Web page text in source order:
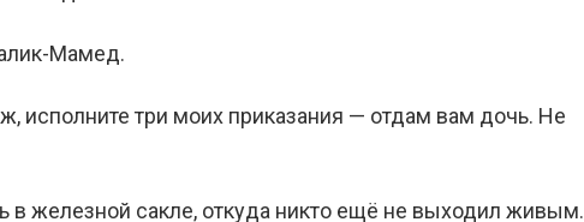
Мамед.
исполните три моих приказания — отдам вам дочь. Не
в железной сакле, откуда никто ещё не выходил живым.